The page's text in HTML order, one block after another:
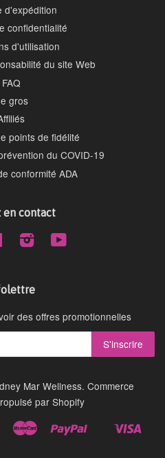
d'expédition
confidentialité
d'utilisation
du site Web
FAQ
gros
points de fidélité
du COVID-19
conformité ADA
en contact
Facebook Instagram
des offres promotionnelles
Mar Wellness. Commerce
par Shopify
Discover Master Paypal
Shopify